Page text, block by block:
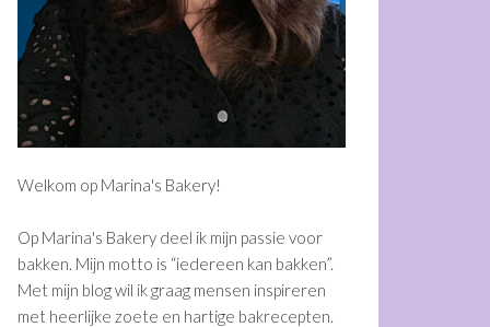
Welkom op Marina's Bakery!
Op Marina's Bakery deel ik mijn passie voor
bakken. Mijn motto is “iedereen kan bakken”.
Met mijn blog wil ik graag mensen inspireren
met heerlijke zoete en hartige bakrecepten.